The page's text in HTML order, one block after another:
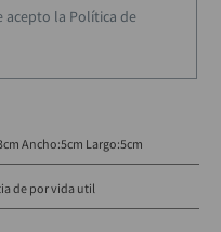
acepto la Política de
Ancho:5cm Largo:5cm
de por vida util